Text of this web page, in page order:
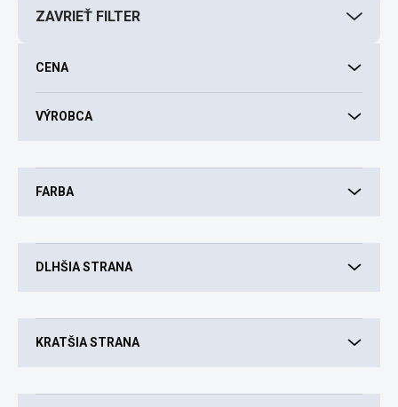
ZAVRIEŤ FILTER
CENA
VÝROBCA
FARBA
DLHŠIA STRANA
KRATŠIA STRANA